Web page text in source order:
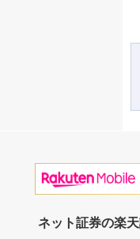
ネット証券の楽